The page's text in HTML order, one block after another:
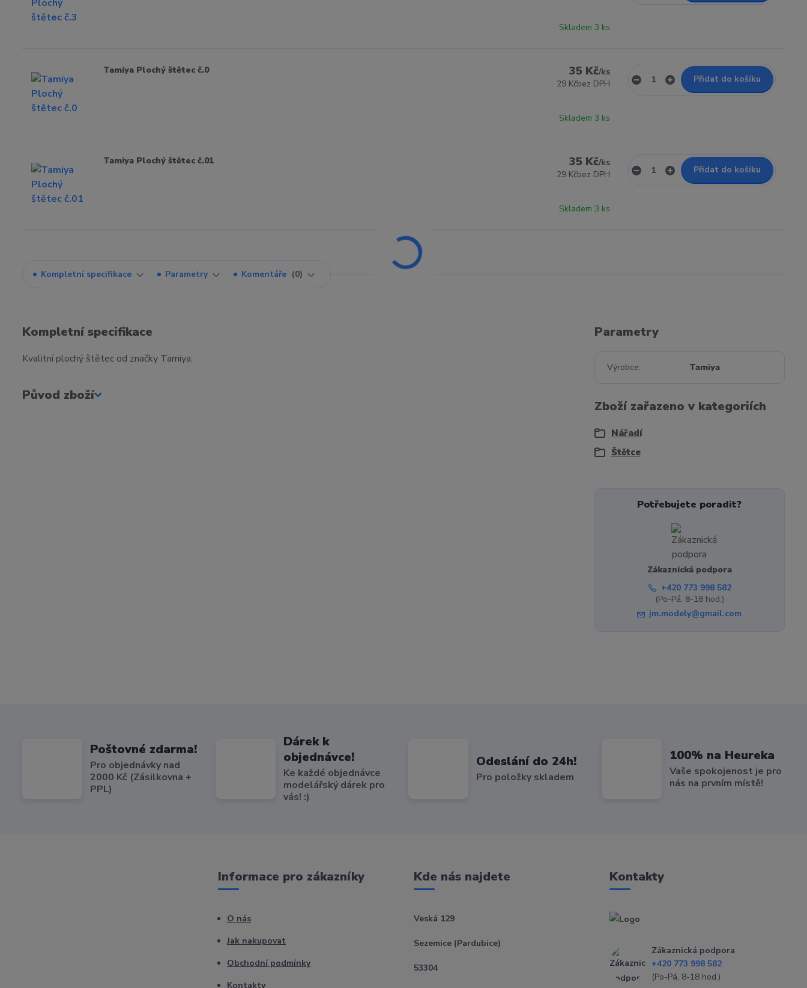
Skladem 3 ks
Tamiya Plochý štětec č.0 35 Kč/ks
29 Kčbez DPH
Skladem 3 ks
Přidat do košíku
Tamiya Plochý štětec č.01 35 Kč/ks
29 Kčbez DPH
Skladem 3 ks
Přidat do košíku
Kompletní specifikace Parametry Komentáře 0
Kompletní specifikace
Kvalitní plochý štětec od značky Tamiya.
Původ zboží
Parametry
Výrobce Tamiya
Zboží zařazeno v kategoriích
Nářadí
Štětce
Potřebujete poradit?
Zákaznická podpora
+420 773 998 582
(Po-Pá, 8-18 hod.)
jm.modely@gmail.com
Poštovné zdarma!
Pro objednávky nad
2000 Kč (Zásilkovna +
PPL)
Dárek k
objednávce!
Ke každé objednávce
modelářský dárek pro
vás! :)
Odeslání do 24h!
Pro položky skladem
100% na Heureka
Vaše spokojenost je pro
nás na prvním místě!
Informace pro zákazníky
O nás
Jak nakupovat
Obchodní podmínky
Kontakty
Kde nás najdete
Veská 129
Sezemice (Pardubice)
53304
Kontakty
Zákaznická podpora
+420 773 998 582
(Po-Pá, 8-18 hod.)